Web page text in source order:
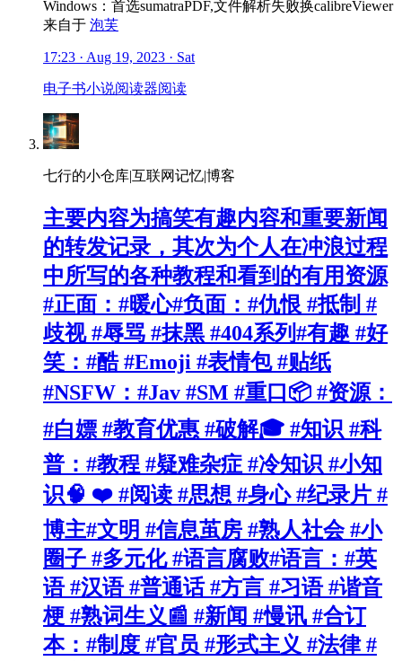
Windows：首选sumatraPDF,文件解析失败换calibreViewer
来自于 泡芙
17:23 · Aug 19, 2023 · Sat
电子书小说阅读器阅读
七行的小仓库|互联网记忆|博客
主要内容为搞笑有趣内容和重要新闻
的转发记录，其次为个人在冲浪过程
中所写的各种教程和看到的有用资源
#正面：#暖心#负面：#仇恨 #抵制 #
歧视 #辱骂 #抹黑 #404系列#有趣 #好
笑：#酷 #Emoji #表情包 #贴纸
#NSFW：#Jav #SM #重口📦 #资源：
#白嫖 #教育优惠 #破解🎓 #知识 #科
普：#教程 #疑难杂症 #冷知识 #小知
识🧠 ❤️ #阅读 #思想 #身心 #纪录片 #
博主#文明 #信息茧房 #熟人社会 #小
圈子 #多元化 #语言腐败#语言：#英
语 #汉语 #普通话 #方言 #习语 #谐音
梗 #熟词生义📰 #新闻 #慢讯 #合订
本：#制度 #官员 #形式主义 #法律 #